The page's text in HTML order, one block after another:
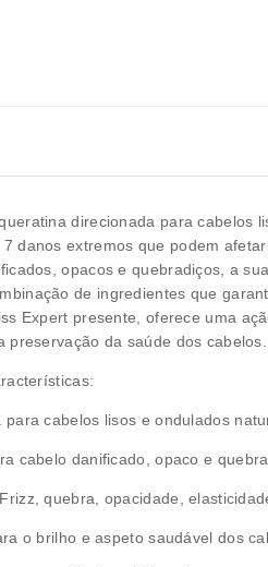
direcionada para cabelos
danos extremos que podem
opacos e quebradiços, a
de ingredientes que
Expert presente, oferece uma
preservação da saúde dos cabelos.
para cabelos lisos e ondulados
cabelo danificado, opaco e
quebra, opacidade,
o brilho e aspeto saudável dos